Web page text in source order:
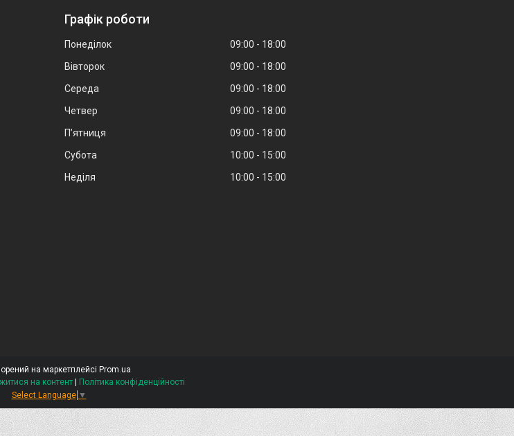
Графік роботи
Понеділок 09:00
18:00
Вівторок
09:00
18:00
Середа
09:00
18:00
Четвер
09:00
18:00
Пʼятниця
09:00
18:00
Субота
10:00
15:00
Неділя
10:00 15:00
на маркетплейсі Prom.ua
на контент | Політика конфіденційності
Select Language ▼